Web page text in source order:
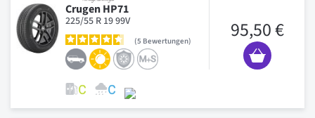
Crugen HP71
225/55 R 19 99V
5 Bewertungen 95,50 €